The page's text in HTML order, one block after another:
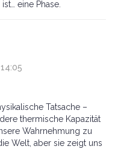
eine Phase.
Tatsache –
thermische Kapazität
Wahrnehmung zu
Welt, aber sie zeigt uns